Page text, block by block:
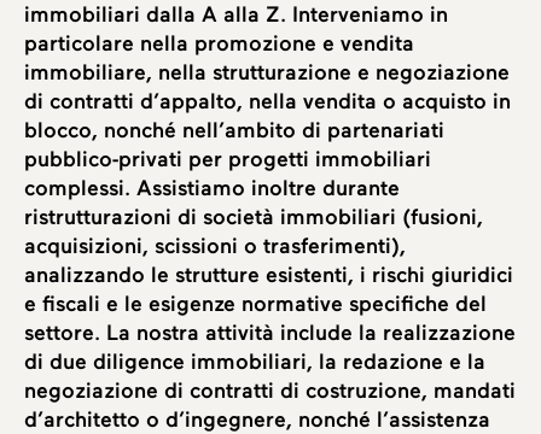
immobiliari dalla A alla Z. Interveniamo in
particolare nella promozione e vendita
immobiliare, nella strutturazione e negoziazione
di contratti d’appalto, nella vendita o acquisto in
blocco, nonché nell’ambito di partenariati
pubblico-privati per progetti immobiliari
complessi. Assistiamo inoltre durante
ristrutturazioni di società immobiliari (fusioni,
acquisizioni, scissioni o trasferimenti),
analizzando le strutture esistenti, i rischi giuridici
e fiscali e le esigenze normative specifiche del
settore. La nostra attività include la realizzazione
di due diligence immobiliari, la redazione e la
negoziazione di contratti di costruzione, mandati
d’architetto o d’ingegnere, nonché l’assistenza